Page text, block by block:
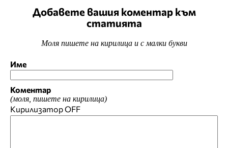
Добавете вашия коментар към
статията
Моля пишете на кирилица и с малки букви
Име
Коментар
(моля, пишете на кирилица)
КирилизаторOFF